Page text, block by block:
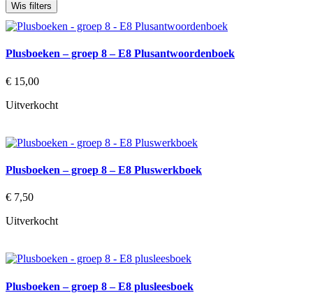
Wis filters
Plusboeken – groep 8 – E8 Plusantwoordenboek
€ 15,00
Uitverkocht
Plusboeken – groep 8 – E8 Pluswerkboek
€ 7,50
Uitverkocht
Plusboeken – groep 8 – E8 plusleesboek